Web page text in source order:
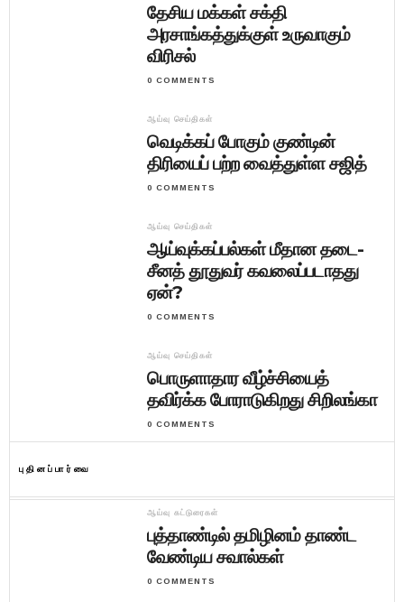
தேசிய மக்கள் சக்தி
அரசாங்கத்துக்குள் உருவாகும்
விரிசல்
0 COMMENTS
ஆய்வு செய்திகள்
வெடிக்கப் போகும் குண்டின்
திரியைப் பற்ற வைத்துள்ள சஜித்
0 COMMENTS
ஆய்வு செய்திகள்
ஆய்வுக்கப்பல்கள் மீதான தடை-
சீனத் தூதுவர் கவலைப்படாதது
ஏன்?
0 COMMENTS
ஆய்வு செய்திகள்
பொருளாதார வீழ்ச்சியைத்
தவிர்க்க போராடுகிறது சிறிலங்கா
0 COMMENTS
புதினப்பார்வை
ஆய்வு கட்டுரைகள்
புத்தாண்டில் தமிழினம் தாண்ட
வேண்டிய சவால்கள்
0 COMMENTS